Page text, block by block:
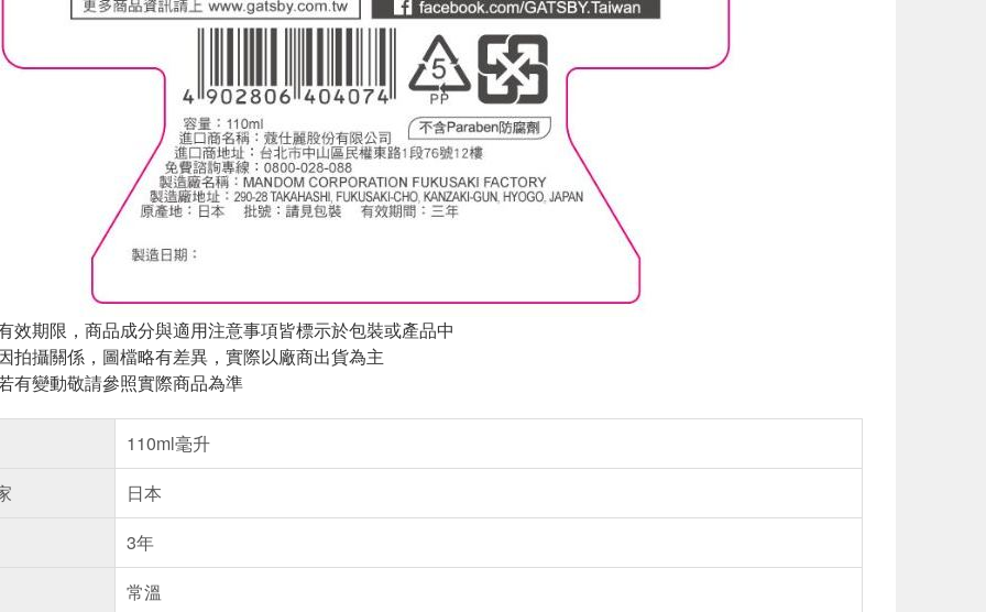
效期限，商品成分與適用注意事項皆標示於包裝或產品中
拍攝關係，圖檔略有差異，實際以廠商出貨為主
有變動敬請參照實際商品為準
110ml毫升
日本
3年
常溫